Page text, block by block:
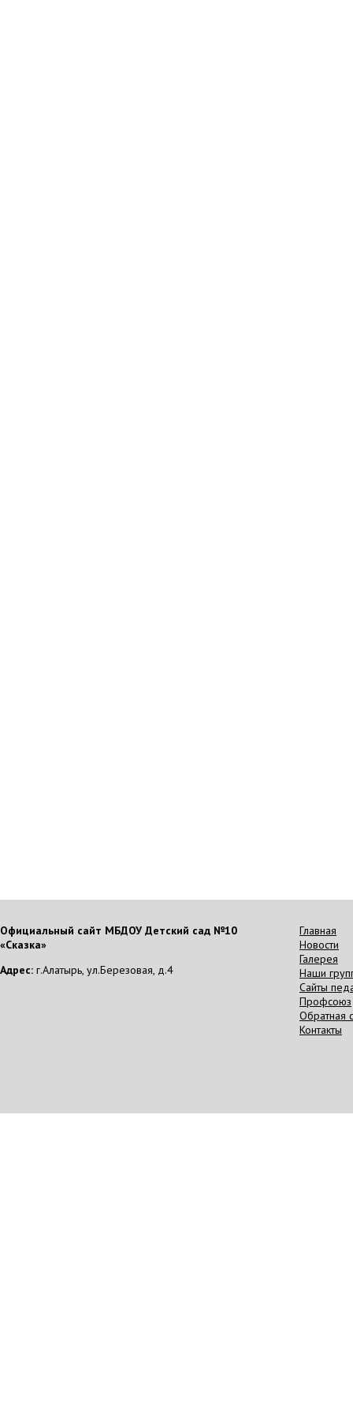
Официальный сайт МБДОУ Детский сад №10
«Сказка»
Адрес: г.Алатырь, ул.Березовая, д.4
Главная
Новости
Галерея
Наши
Сайты
Профсоюз
Обратная
Контакты